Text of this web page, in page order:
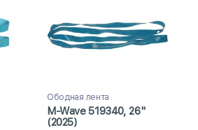
Ободная лента
M-Wave 519340, 26"
(2025)